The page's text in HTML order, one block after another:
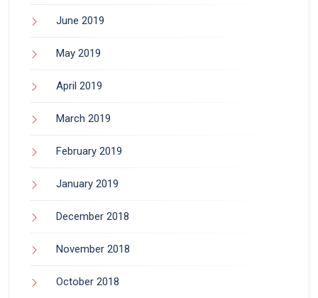
June 2019
May 2019
April 2019
March 2019
February 2019
January 2019
December 2018
November 2018
October 2018